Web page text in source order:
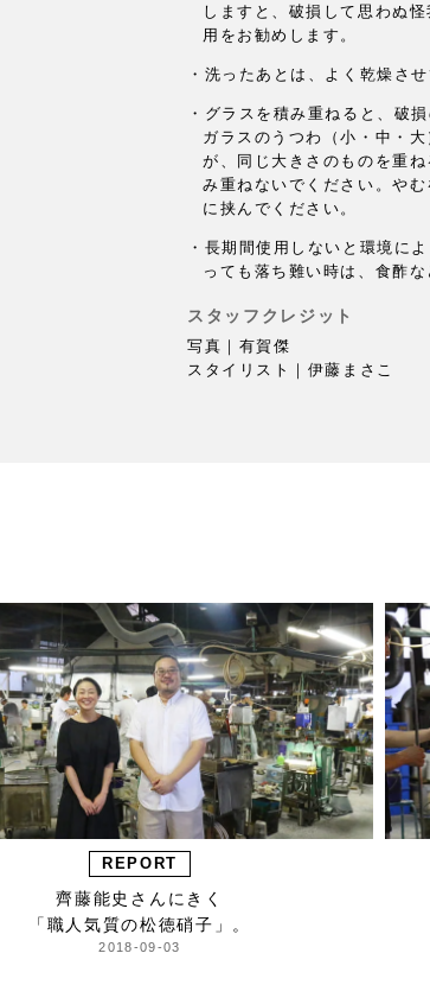
しますと、破損して思わぬ
用をお勧めします。
・洗ったあとは、よく乾燥さ
・グラスを積み重ねると、破
ガラスのうつわ（小・中・
が、同じ大きさのものを重
み重ねないでください。や
に挟んでください。
・長期間使用しないと環境に
っても落ち難い時は、食酢
スタッフクレジット
写真｜有賀傑
スタイリスト｜伊藤まさこ
REPORT
齊藤能史さんにきく
「職人気質の松徳硝子」。
2018-09-03